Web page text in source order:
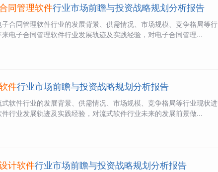
同管理软件行业市场前瞻与投资战略规划分析报告
合同管理软件行业的发展背景、供需情况、市场规模、竞争格局等行
电子合同管理软件行业发展轨迹及实践经验，对电子合同管理...
件行业市场前瞻与投资战略规划分析报告
软件行业的发展背景、供需情况、市场规模、竞争格局等行业现状进
行业发展轨迹及实践经验，对流式软件行业未来的发展前景做...
计软件行业市场前瞻与投资战略规划分析报告